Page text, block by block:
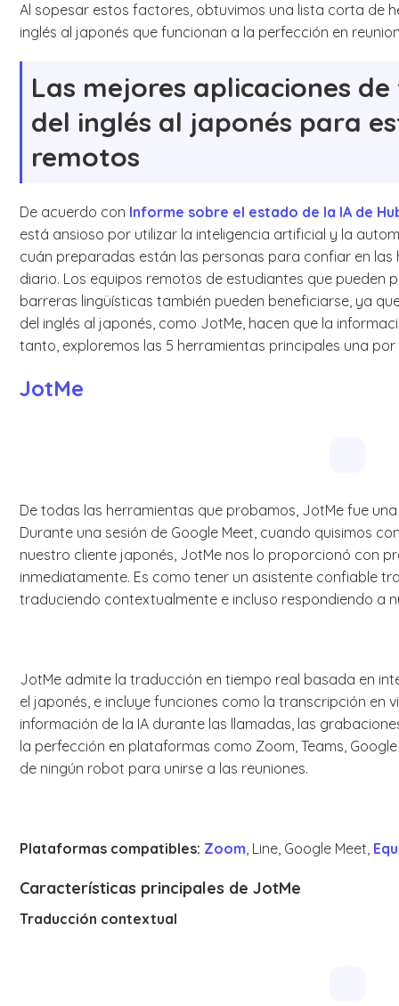
Al sopesar estos factores, obtuvimos una lista corta de
inglés al japonés que funcionan a la perfección en
Las mejores aplicaciones
del inglés al japonés para
remotos
De acuerdo con Informe sobre el estado de la IA de
está ansioso por utilizar la inteligencia artificial y la
cuán preparadas están las personas para confiar en
diario. Los equipos remotos de estudiantes que pueden
barreras lingüísticas también pueden beneficiarse, ya
del inglés al japonés, como JotMe, hacen que la
tanto, exploremos las 5 herramientas principales una por
JotMe
De todas las herramientas que probamos, JotMe fue
Durante una sesión de Google Meet, cuando quisimos
nuestro cliente japonés, JotMe nos lo proporcionó con
inmediatamente. Es como tener un asistente confiable
traduciendo contextualmente e incluso respondiendo a
JotMe admite la traducción en tiempo real basada en
el japonés, e incluye funciones como la transcripción en
información de la IA durante las llamadas, las
la perfección en plataformas como Zoom, Teams,
de ningún robot para unirse a las reuniones.
Plataformas compatibles: Zoom, Line, Google Meet,
Características principales de JotMe
Traducción contextual